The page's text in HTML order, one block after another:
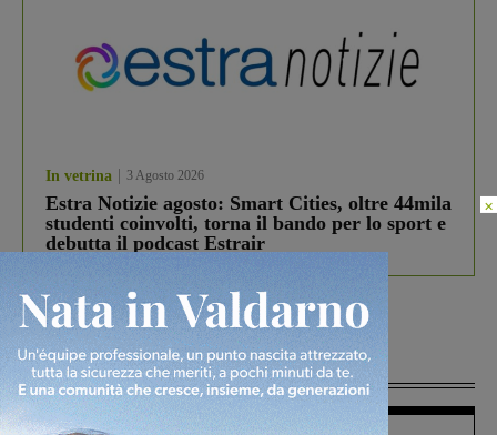
In vetrina 3 Agosto 2026
Estra Notizie agosto: Smart Cities, oltre 44mila
studenti coinvolti, torna il bando per lo sport e
debutta il podcast Estrair
Più lette
×